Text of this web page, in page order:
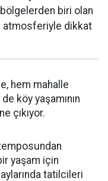
biri olan
atmosferiyle dikkat
hem mahalle
köy yaşamının
çıkıyor.
yaşam için
tatilcileri